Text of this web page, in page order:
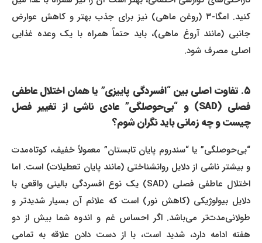
کنید. امگا-۳ (روغن ماهی) نیز برای جذب بهتر و کاهش عوارض
جانبی (مانند آروغ ماهی)، باید حتماً همراه با یک وعده غذایی
اصلی مصرف شود.
۵. تفاوت اصلی بین “افسردگی پاییزی” یا همان اختلال عاطفی
فصلی (SAD) و “بی‌حوصلگی” عادی ناشی از تغییر فصل
چیست و چه زمانی باید نگران شوم؟
“بی‌حوصلگی” یا “سندروم پایان تابستان” معمولاً خفیف، کوتاه‌مدت
و بیشتر ناشی از دلایل روانشناختی (مانند پایان تعطیلات) است. اما
اختلال عاطفی فصلی (SAD) یک نوع افسردگی بالینی واقعی با
دلایل بیولوژیکی (کاهش نور) است که علائم آن بسیار شدیدتر و
طولانی‌مدت‌تر می‌باشد. اگر احساس غم و اندوه شما بیش از دو
هفته ادامه دارد، شدید است، با از دست دادن علاقه به تمامی